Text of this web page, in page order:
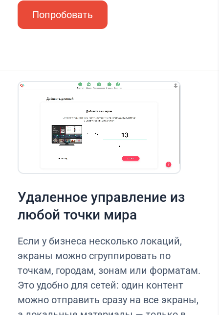
Попробовать
Удаленное управление из
любой точки мира
Если у бизнеса несколько локаций,
экраны можно сгруппировать по
точкам, городам, зонам или форматам.
Это удобно для сетей: один контент
можно отправить сразу на все экраны,